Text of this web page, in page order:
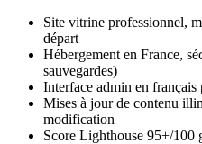
Site vitrine professionnel,
départ
Hébergement en France,
sauvegardes)
Interface admin en français
Mises à jour de contenu
modification
Score Lighthouse 95+/100